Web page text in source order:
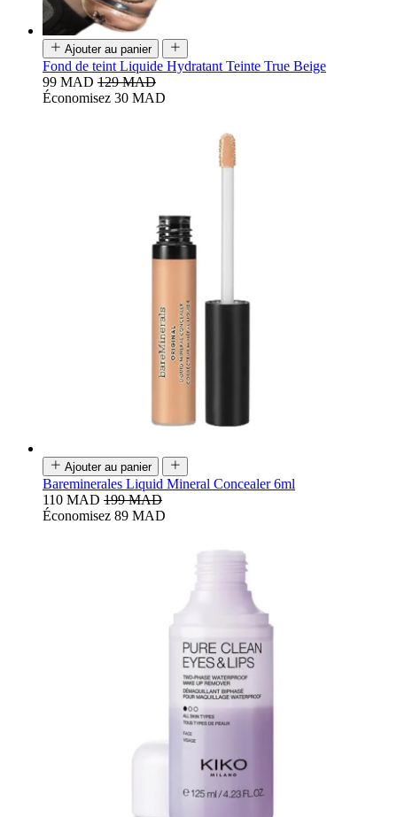
Ajouter au panier
Fond de teint Liquide Hydratant Teinte True Beige
99 MAD 129 MAD
Économisez 30 MAD
Ajouter au panier
Bareminerales Liquid Mineral Concealer 6ml
110 MAD 199 MAD
Économisez 89 MAD